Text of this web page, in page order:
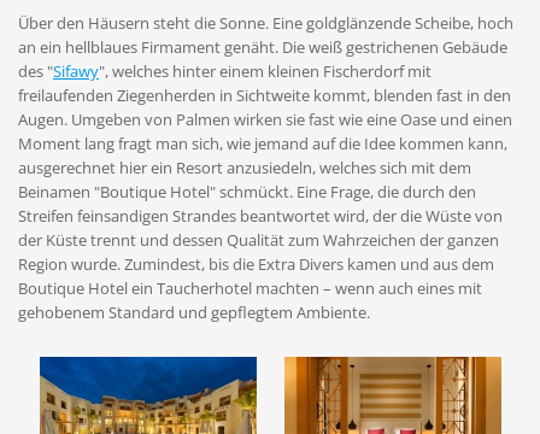
Über den Häusern steht die Sonne. Eine goldglänzende Scheibe, hoch
an ein hellblaues Firmament genäht. Die weiß gestrichenen Gebäude
des "Sifawy", welches hinter einem kleinen Fischerdorf mit
freilaufenden Ziegenherden in Sichtweite kommt, blenden fast in den
Augen. Umgeben von Palmen wirken sie fast wie eine Oase und einen
Moment lang fragt man sich, wie jemand auf die Idee kommen kann,
ausgerechnet hier ein Resort anzusiedeln, welches sich mit dem
Beinamen "Boutique Hotel" schmückt. Eine Frage, die durch den
Streifen feinsandigen Strandes beantwortet wird, der die Wüste von
der Küste trennt und dessen Qualität zum Wahrzeichen der ganzen
Region wurde. Zumindest, bis die Extra Divers kamen und aus dem
Boutique Hotel ein Taucherhotel machten – wenn auch eines mit
gehobenem Standard und gepflegtem Ambiente.